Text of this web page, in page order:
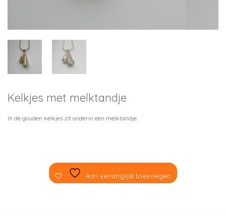
Kelkjes met melktandje
In de gouden kelkjes zit onderin een melktandje.
Aan verlanglijst toevoegen